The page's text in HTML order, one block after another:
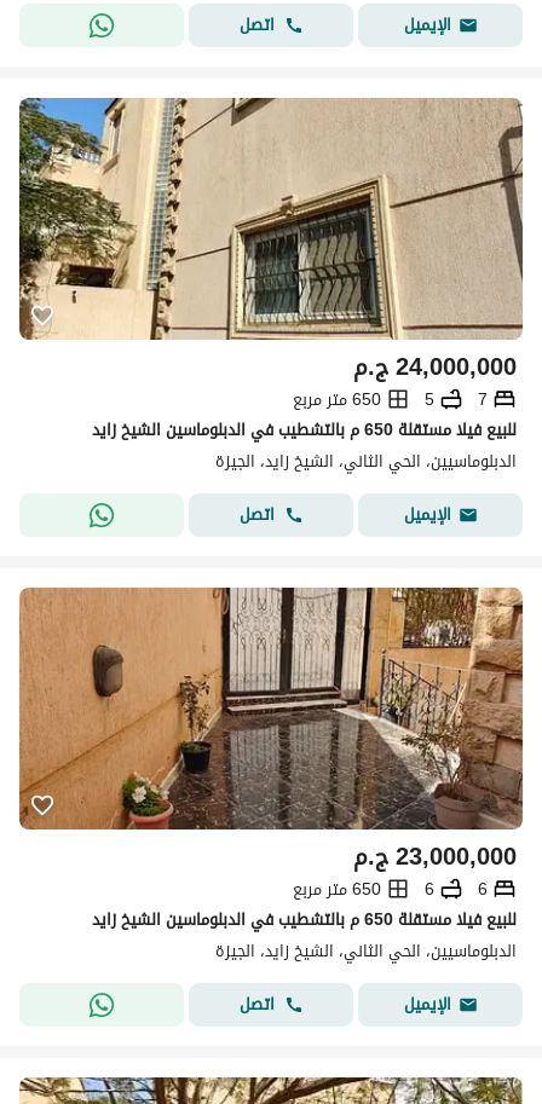
الإيميل
اتصل
ج.م24,000,000
7
5
650 متر مربع
للبيع فيلا مستقلة 650 م بالتشطيب في الدبلوماسين الشيخ زايد
الدبلوماسيين، الحي الثاني، الشيخ زايد، الجيزة
الإيميل
اتصل
ج.م23,000,000
6
6
650 متر مربع
للبيع فيلا مستقلة 650 م بالتشطيب في الدبلوماسين الشيخ زايد
الدبلوماسيين، الحي الثاني، الشيخ زايد، الجيزة
الإيميل
اتصل